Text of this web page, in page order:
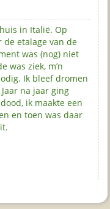
in Italië. Op
de etalage van de
was (nog) niet
was ziek, m’n
Ik bleef dromen
na jaar ging
ik maakte een
en toen was daar